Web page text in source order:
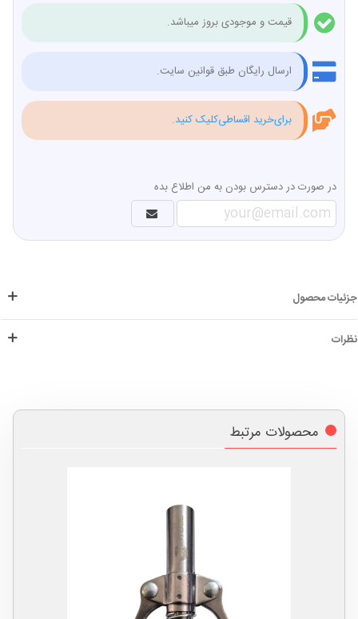
قیمت و موجودی بروز میباشد.
ارسال رایگان طبق قوانین سایت.
برای‌خرید اقساطی‌کلیک کنید.
در صورت در دسترس بودن به من اطلاع بده
جزئیات محصول
نظرات
محصولات مرتبط